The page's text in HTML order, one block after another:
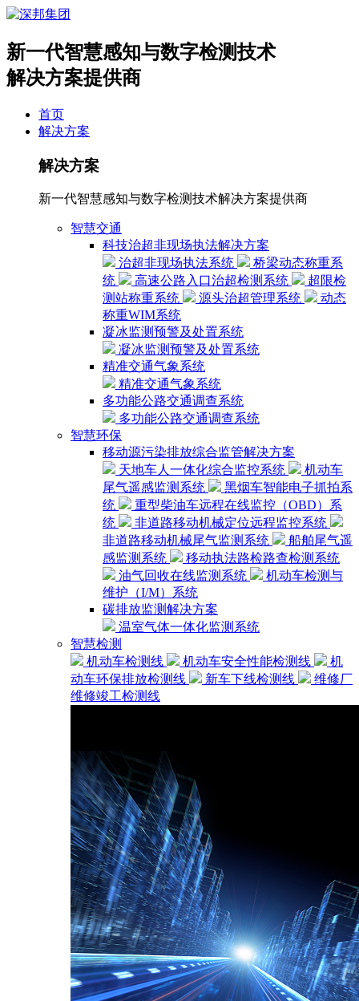
新一代智慧感知与数字检测技术
解决方案提供商
首页
解决方案
解决方案
新一代智慧感知与数字检测技术解决方案提供商
智慧交通
科技治超非现场执法解决方案
治超非现场执法系统
桥梁动态称重系
统
高速公路入口治超检测系统
超限检
测站称重系统
源头治超管理系统
动态
称重WIM系统
凝冰监测预警及处置系统
凝冰监测预警及处置系统
精准交通气象系统
精准交通气象系统
多功能公路交通调查系统
多功能公路交通调查系统
智慧环保
移动源污染排放综合监管解决方案
天地车人一体化综合监控系统
机动车
尾气遥感监测系统
黑烟车智能电子抓拍系
统
重型柴油车远程在线监控（OBD）系
统
非道路移动机械定位远程监控系统
非道路移动机械尾气监测系统
船舶尾气遥
感监测系统
移动执法路检路查检测系统
油气回收在线监测系统
机动车检测与
维护（I/M）系统
碳排放监测解决方案
温室气体一体化监测系统
智慧检测
机动车检测线
机动车安全性能检测线
机
动车环保排放检测线
新车下线检测线
维修厂
维修竣工检测线